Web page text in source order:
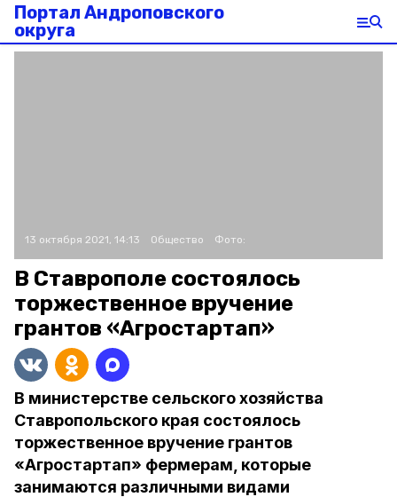
Портал Андроповского
округа
13 октября 2021, 14:13 Общество Фото:
В Ставрополе состоялось
торжественное вручение
грантов «Агростартап»
В министерстве сельского хозяйства
Ставропольского края состоялось
торжественное вручение грантов
«Агростартап» фермерам, которые
занимаются различными видами